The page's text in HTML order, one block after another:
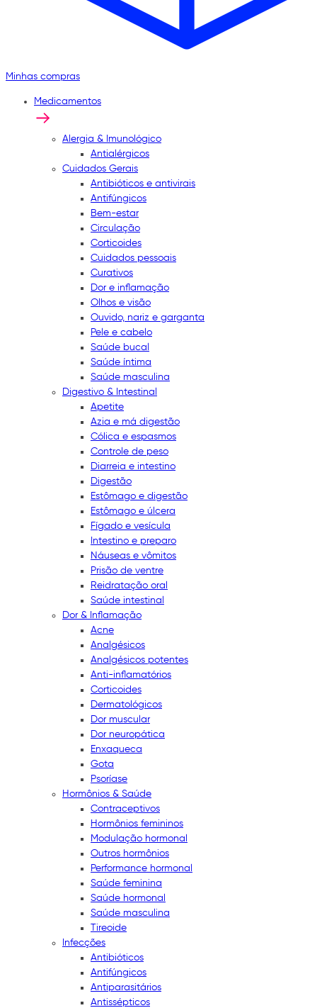
Minhas compras
Medicamentos
Alergia & Imunológico
Antialérgicos
Cuidados Gerais
Antibióticos e antivirais
Antifúngicos
Bem-estar
Circulação
Corticoides
Cuidados pessoais
Curativos
Dor e inflamação
Olhos e visão
Ouvido, nariz e garganta
Pele e cabelo
Saúde bucal
Saúde íntima
Saúde masculina
Digestivo & Intestinal
Apetite
Azia e má digestão
Cólica e espasmos
Controle de peso
Diarreia e intestino
Digestão
Estômago e digestão
Estômago e úlcera
Fígado e vesícula
Intestino e preparo
Náuseas e vômitos
Prisão de ventre
Reidratação oral
Saúde intestinal
Dor & Inflamação
Acne
Analgésicos
Analgésicos potentes
Anti-inflamatórios
Corticoides
Dermatológicos
Dor muscular
Dor neuropática
Enxaqueca
Gota
Psoríase
Hormônios & Saúde
Contraceptivos
Hormônios femininos
Modulação hormonal
Outros hormônios
Performance hormonal
Saúde feminina
Saúde hormonal
Saúde masculina
Tireoide
Infecções
Antibióticos
Antifúngicos
Antiparasitários
Antissépticos